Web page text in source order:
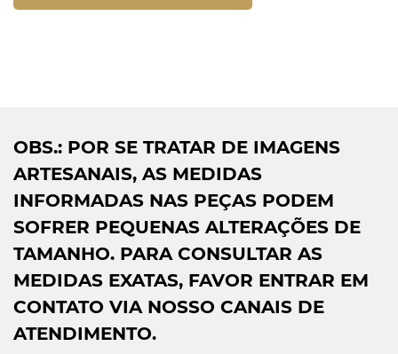
OBS.: POR SE TRATAR DE IMAGENS
ARTESANAIS, AS MEDIDAS
INFORMADAS NAS PEÇAS PODEM
SOFRER PEQUENAS ALTERAÇÕES DE
TAMANHO. PARA CONSULTAR AS
MEDIDAS EXATAS, FAVOR ENTRAR EM
CONTATO VIA NOSSO CANAIS DE
ATENDIMENTO.